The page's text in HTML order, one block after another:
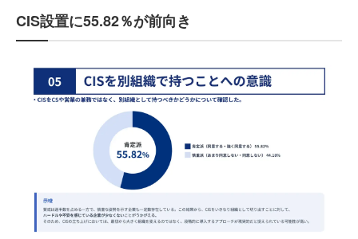
CIS設置に55.82％が前向き